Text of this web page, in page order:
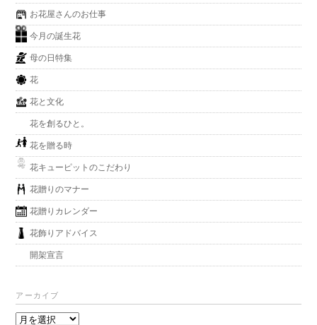
お花屋さんのお仕事
今月の誕生花
母の日特集
花
花と文化
花を創るひと。
花を贈る時
花キューピットのこだわり
花贈りのマナー
花贈りカレンダー
花飾りアドバイス
開架宣言
アーカイブ
ア